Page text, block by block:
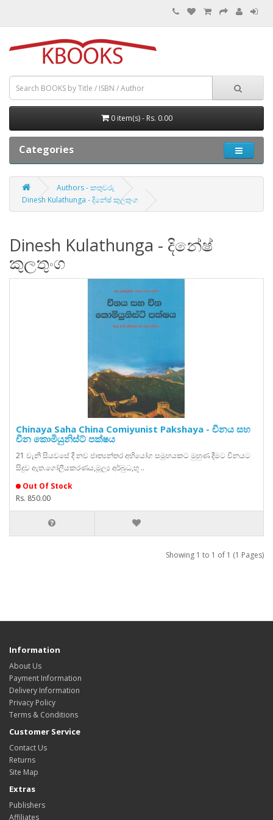
0 item(s) - Rs. 0.00
Categories
Authors - කතුවරු
Dinesh Kulathunga - දිනේෂ් කුලතුංග
Dinesh Kulathunga - දිනේෂ්
කුලතුංග
Chinaya Saha China Comiyunist Pakshaya - චීනය සහ
චීන කොමියුනිස්ට් පක්ෂය
21 වැනි සියවසේ දී නව ජාත්‍යන්තර අභියෝග සමූහයකට මුහුණ දීමට චීනයට
සිදුව ඇත.ගෝලීයකරණය,මූල්‍ය අර්බුධ,භූ ..
Out Of Stock
Rs. 850.00
Showing 1 to 1 of 1 (1 Pages)
Information
About Us
Payment Information
Delivery Information
Privacy Policy
Terms & Conditions
Customer Service
Contact Us
Returns
Site Map
Extras
Publishers
Affiliates